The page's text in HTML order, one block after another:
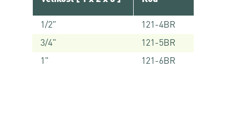
1/2"
121-4BR
3/4"
121-5BR
1"
121-6BR